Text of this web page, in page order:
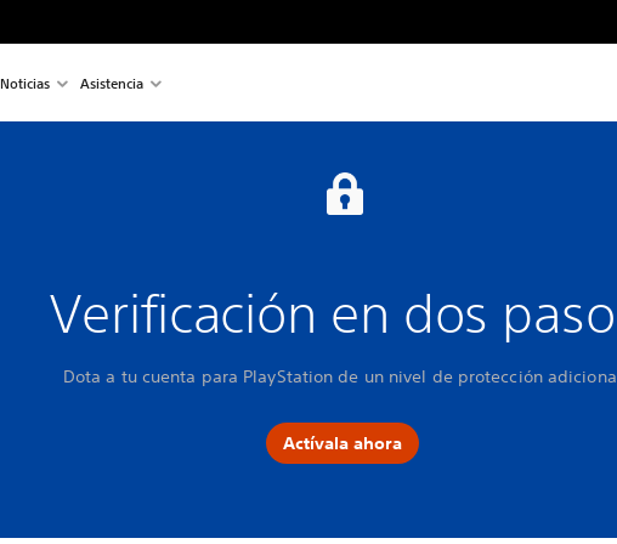
Noticias Asistencia
Verificación en dos
Dota a tu cuenta para PlayStation de un nivel de protección
Actívala ahora